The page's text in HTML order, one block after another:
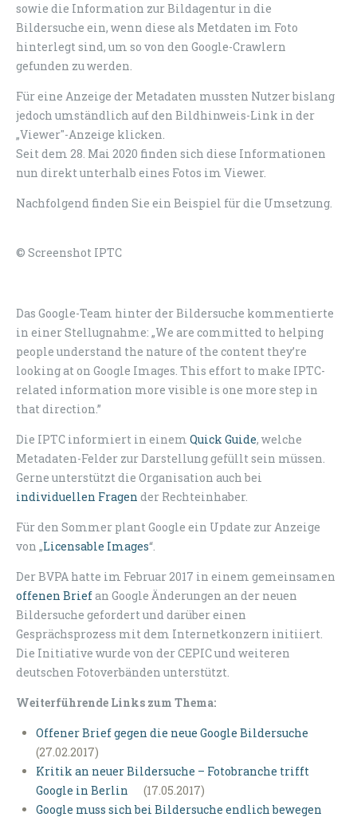
sowie die Information zur Bildagentur in die
Bildersuche ein, wenn diese als Metdaten im Foto
hinterlegt sind, um so von den Google-Crawlern
gefunden zu werden.
Für eine Anzeige der Metadaten mussten Nutzer bislang
jedoch umständlich auf den Bildhinweis-Link in der
„Viewer"-Anzeige klicken.
Seit dem 28. Mai 2020 finden sich diese Informationen
nun direkt unterhalb eines Fotos im Viewer.
Nachfolgend finden Sie ein Beispiel für die Umsetzung.
© Screenshot IPTC
Das Google-Team hinter der Bildersuche kommentierte
in einer Stellugnahme: „We are committed to helping
people understand the nature of the content they’re
looking at on Google Images. This effort to make IPTC-
related information more visible is one more step in
that direction.”
Die IPTC informiert in einem Quick Guide, welche
Metadaten-Felder zur Darstellung gefüllt sein müssen.
Gerne unterstützt die Organisation auch bei
individuellen Fragen der Rechteinhaber.
Für den Sommer plant Google ein Update zur Anzeige
von „Licensable Images“.
Der BVPA hatte im Februar 2017 in einem gemeinsamen
offenen Briefan Google Änderungen an der neuen
Bildersuche gefordert und darüber einen
Gesprächsprozess mit dem Internetkonzern initiiert.
Die Initiative wurde von der CEPIC und weiteren
deutschen Fotoverbänden unterstützt.
Weiterführende Links zum Thema:
Offener Brief gegen die neue Google Bildersuche
(27.02.2017)
Kritik an neuer Bildersuche – Fotobranche trifft
Google in Berlin (17.05.2017)
Google muss sich bei Bildersuche endlich bewegen